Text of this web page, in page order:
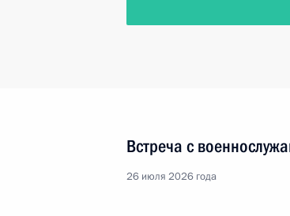
Встреча с
26 июля 2026 года